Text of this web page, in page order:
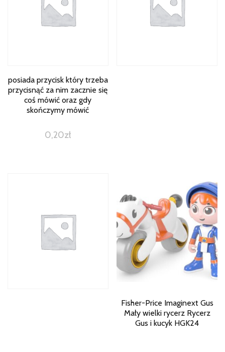
posiada przycisk który trzeba
przycisnąć za nim zacznie się
coś mówić oraz gdy
skończymy mówić
0,20zł
Fisher-Price Imaginext Gus
Mały wielki rycerz Rycerz
Gus i kucyk HGK24